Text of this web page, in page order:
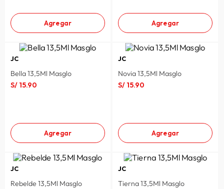
Agregar Agregar
JC
Bella 13,5Ml Masglo
S/ 15.90
Agregar
JC
Novia 13,5Ml Masglo
S/ 15.90
Agregar
JC
Rebelde 13,5Ml Masglo
JC
Tierna 13,5Ml Masglo